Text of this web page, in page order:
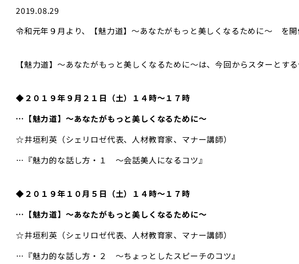
2019.08.29
令和元年９月より、【魅力道】～あなたがもっと美しくなるために～ を開
【魅力道】～あなたがもっと美しくなるために～は、今回からスターとす
◆２０１９年９月２１日（土）１４時～１７時
…【魅力道】～あなたがもっと美しくなるために～
☆井垣利英（シェリロゼ代表、人材教育家、マナー講師）
…『魅力的な話し方・１ ～会話美人になるコツ』
◆２０１９年１０月５日（土）１４時～１７時
…【魅力道】～あなたがもっと美しくなるために～
☆井垣利英（シェリロゼ代表、人材教育家、マナー講師）
…『魅力的な話し方・２ ～ちょっとしたスピーチのコツ』